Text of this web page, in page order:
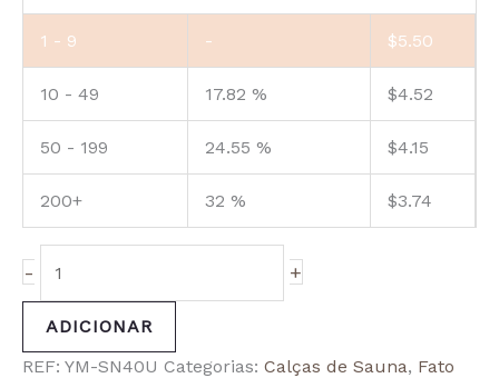
1 - 9 - $5.50
10 - 49 17.82 % $4.52
50 - 199 24.55 % $4.15
200+ 32 % $3.74
- +
ADICIONAR
REF: YM-SN40U Categorias: Calças de Sauna, Fato